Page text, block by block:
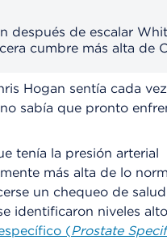
después de escalar
cumbre más alta de
Hogan sentía cada
sabía que pronto
tenía la presión arterial
más alta de lo
un chequeo de
identificaron niveles
(Prostate